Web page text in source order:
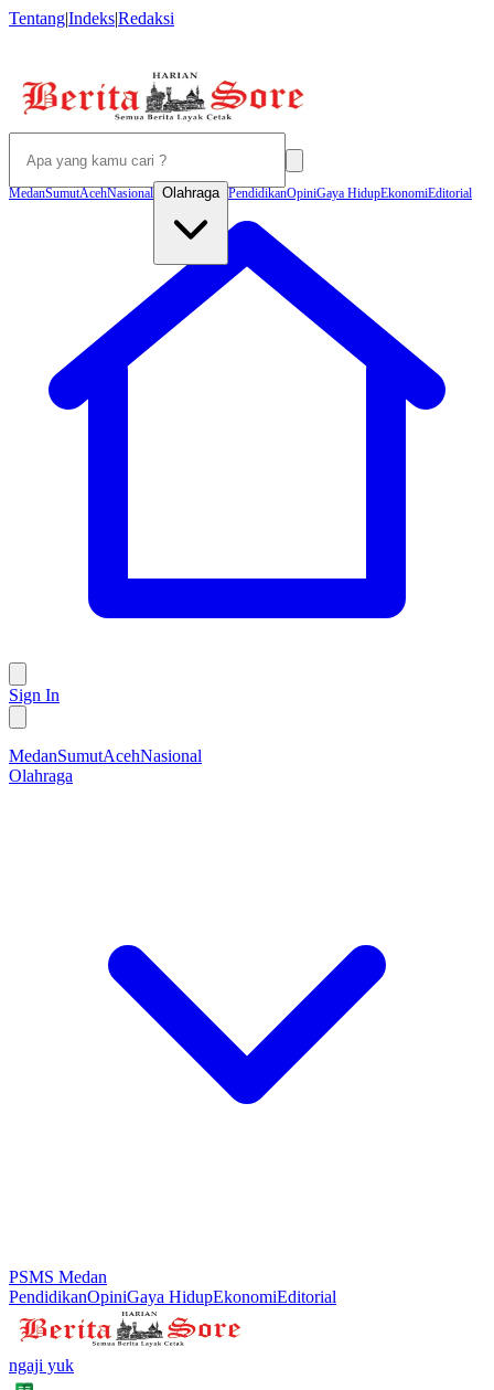
Tentang|Indeks|Redaksi
MedanSumutAcehNasional Olahraga PendidikanOpiniGaya HidupEkonomiEditorial
Sign In
MedanSumutAcehNasional
Olahraga
PSMS Medan
PendidikanOpiniGaya HidupEkonomiEditorial
ngaji yuk